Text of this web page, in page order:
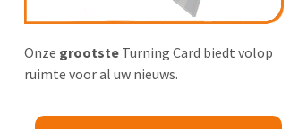
Onze grootsteTurning Card biedt volop
ruimte voor al uw nieuws.